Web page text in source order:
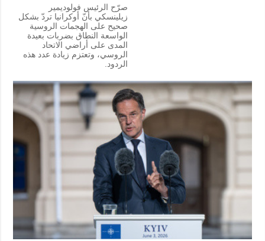
صرّح الرئيس فولوديمير
زيلينسكي بأنّ أوكرانيا تردّ بشكل
صحيح على الهجمات الروسية
الواسعة النطاق بضربات بعيدة
المدى على أراضي الاتحاد
الروسي، وتعتزم زيادة عدد هذه
الردود.